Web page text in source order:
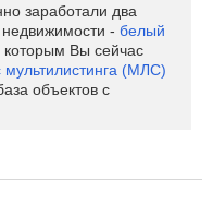
заработали два
- белый
которым Вы сейчас
мультилистинга (МЛС)
объектов с